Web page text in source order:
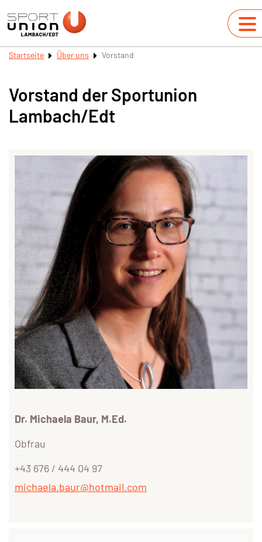
Startseite Über uns Vorstand
Vorstand der Sportunion
Lambach/Edt
Dr. Michaela Baur, M.Ed.
Obfrau
+43 676 / 444 04 97
michaela.baur@hotmail.com